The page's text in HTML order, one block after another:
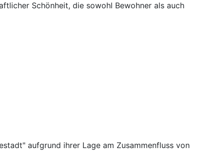
Schönheit, die sowohl Bewohner als auch
aufgrund ihrer Lage am Zusammenfluss von